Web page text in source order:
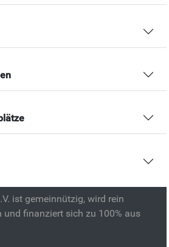
ist gemeinnützig, wird rein
und finanziert sich zu 100% aus